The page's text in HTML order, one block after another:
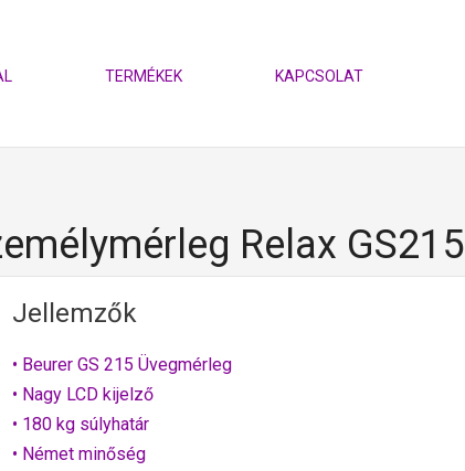
TERMÉKEK KAPCSOLAT
Relax GS215
Jellemzők
• Beurer GS 215 Üvegmérleg
• Nagy LCD kijelző
• 180 kg súlyhatár
• Német minőség